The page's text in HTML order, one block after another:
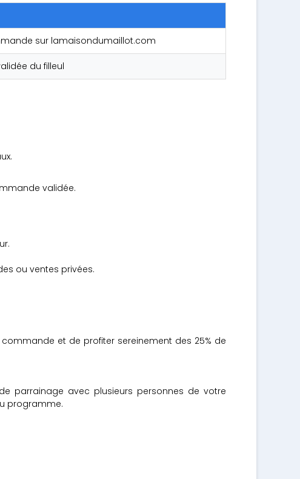
sur lamaisondumaillot.com
du filleul
validée.
ou ventes privées.
et de profiter sereinement des 25% de
parrainage avec plusieurs personnes de votre
programme.